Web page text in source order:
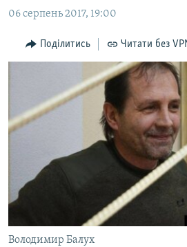
до
ІНТЕРВ'Ю
ВСЕ ЗА ДЕНЬ
ДЕПОРТАЦІЯ
ВІДЕОУРОКИ «ELIFBE»
СВІДЧЕННЯ ОКУПАЦІЇ
УКРАЇНСЬКА ПРОБЛЕМА КРИМУ
ЯК ОБІЙТИ БЛОКУВАННЯ
Русский
Qırımtatar
ДОЛУЧАЙСЯ!
06 серпень 2017, 19:00
Поділитись Читати без
Володимир Балух